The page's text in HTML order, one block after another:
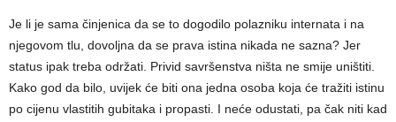
Je li je sama činjenica da se to dogodilo polazniku internata i na
njegovom tlu, dovoljna da se prava istina nikada ne sazna? Jer
status ipak treba održati. Privid savršenstva ništa ne smije uništiti.
Kako god da bilo, uvijek će biti ona jedna osoba koja će tražiti istinu
po cijenu vlastitih gubitaka i propasti. I neće odustati, pa čak niti kad